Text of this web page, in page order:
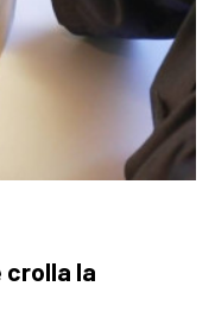
crolla la